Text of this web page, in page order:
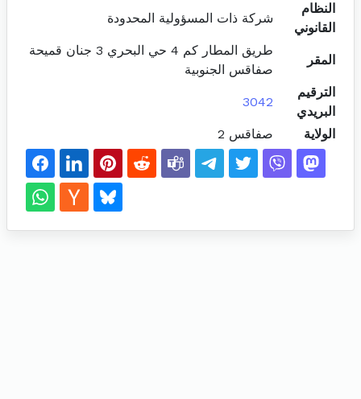
النظام
القانوني
شركة ذات المسؤولية المحدودة
المقر
طريق المطار كم 4 حي البحري 3 جنان قميحة
صفاقس الجنوبية
الترقيم
البريدي
3042
الولاية صفاقس 2